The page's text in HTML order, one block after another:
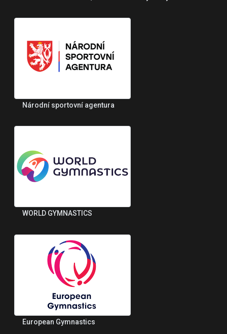
Národní sportovní agentura
WORLD GYMNASTICS
European Gymnastics